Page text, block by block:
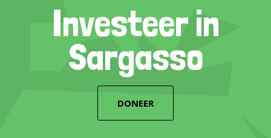
Investeer in
Sargasso
DONEER